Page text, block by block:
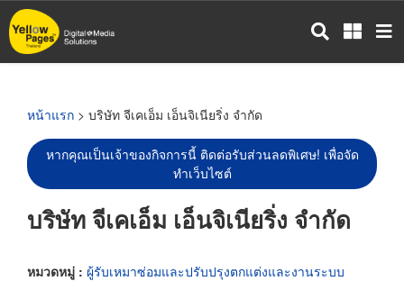
ข้าม
ไป
หน้าแรก > บริษัท จีเคเอ็ม เอ็นจิเนียริ่ง จำกัด
หากคุณเป็นเจ้าของกิจการนี้ ติดต่อรับส่วนลดพิเศษ! เพื่อจัด
ทำเว็บไซต์
บริษัท จีเคเอ็ม เอ็นจิเนียริ่ง จำกัด
หมวดหมู่ : ผู้รับเหมาซ่อมและปรับปรุงตกแต่งและงานระบบ